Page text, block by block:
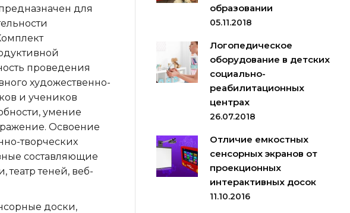
для
проведения
художественно-
и учеников
умение
Освоение
творческих
составляющие
теней, веб-
доски,
образовании
05.11.2018
Логопедическое
оборудование в детских
социально-
реабилитационных
центрах
26.07.2018
Отличие емкостных
сенсорных экранов от
проекционных
интерактивных досок
11.10.2016